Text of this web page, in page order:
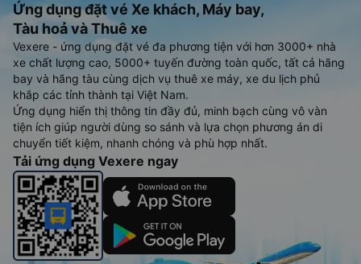
Ứng dụng đặt vé Xe khách, Máy bay,
Tàu hoả và Thuê xe
Vexere - ứng dụng đặt vé đa phương tiện với hơn 3000+ nhà
xe chất lượng cao, 5000+ tuyến đường toàn quốc, tất cả hãng
bay và hãng tàu cùng dịch vụ thuê xe máy, xe du lịch phủ
khắp các tỉnh thành tại Việt Nam.
Ứng dụng hiển thị thông tin đầy đủ, minh bạch cùng vô vàn
tiện ích giúp người dùng so sánh và lựa chọn phương án di
chuyển tiết kiệm, nhanh chóng và phù hợp nhất.
Tải ứng dụng Vexere ngay